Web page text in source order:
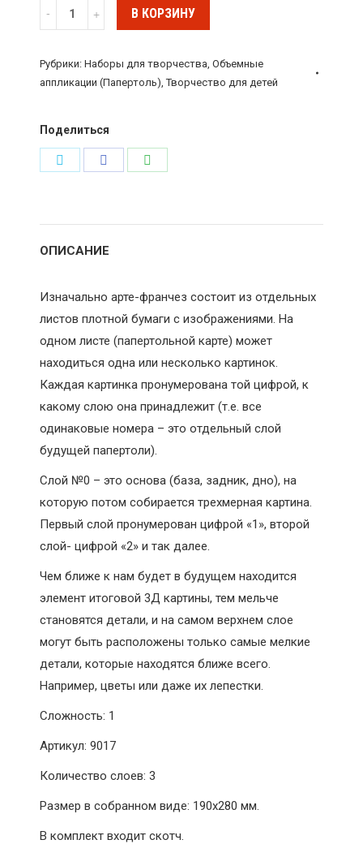
Количество
Детская
"Петух”
В КОРЗИНУ
Рубрики:Наборы для творчества,Объемные
аппликации (Папертоль),Творчество для детей
Поделиться
ПоделитьсяПоделиться
ОПИСАНИЕ
Изначально арте-франчез состоит из отдельных
листов плотной бумаги с изображениями. На
одном листе (папертольной карте) может
находиться одна или несколько картинок.
Каждая картинка пронумерована той цифрой, к
какому слою она принадлежит (т.е. все
одинаковые номера – это отдельный слой
будущей папертоли).
Слой №0 – это основа (база, задник, дно), на
которую потом собирается трехмерная картина.
Первый слой пронумерован цифрой «1», второй
слой- цифрой «2» и так далее.
Чем ближе к нам будет в будущем находится
элемент итоговой 3Д картины, тем мельче
становятся детали, и на самом верхнем слое
могут быть расположены только самые мелкие
детали, которые находятся ближе всего.
Например, цветы или даже их лепестки.
Сложность: 1
Артикул: 9017
Количество слоев: 3
Размер в собранном виде: 190х280 мм.
В комплект входит скотч.